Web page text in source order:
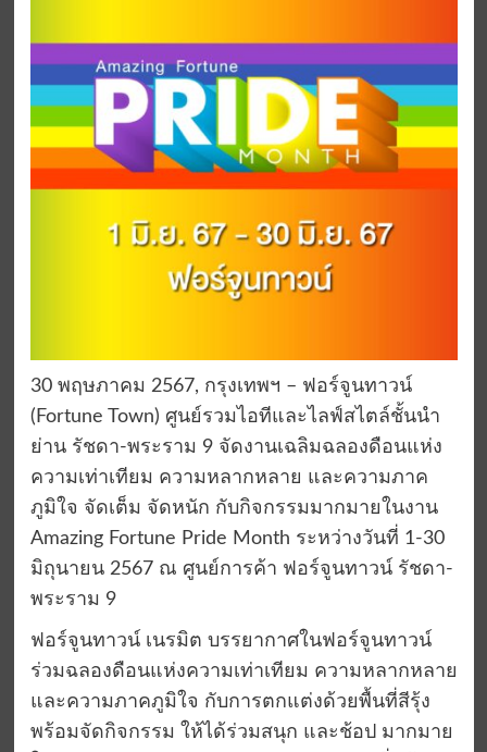
30 พฤษภาคม 2567, กรุงเทพฯ – ฟอร์จูนทาวน์
(Fortune Town) ศูนย์รวมไอทีและไลฟ์สไตล์ชั้นนำ
ย่าน รัชดา-พระราม 9 จัดงานเฉลิมฉลองดือนแห่ง
ความเท่าเทียม ความหลากหลาย และความภาค
ภูมิใจ จัดเต็ม จัดหนัก กับกิจกรรมมากมายในงาน
Amazing Fortune Pride Month ระหว่างวันที่ 1-30
มิถุนายน 2567 ณ ศูนย์การค้า ฟอร์จูนทาวน์ รัชดา-
พระราม 9
ฟอร์จูนทาวน์ เนรมิต บรรยากาศในฟอร์จูนทาวน์
ร่วมฉลองดือนแห่งความเท่าเทียม ความหลากหลาย
และความภาคภูมิใจ กับการตกแต่งด้วยพื้นที่สีรุ้ง
พร้อมจัดกิจกรรม ให้ได้ร่วมสนุก และช้อป มากมาย